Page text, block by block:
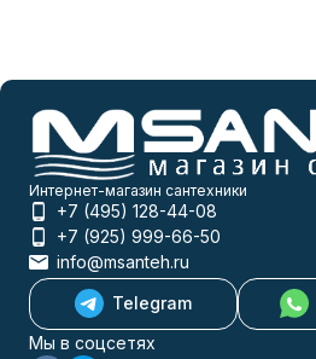
Интернет-магазин сантехники
+7 (495) 128-44-08
+7 (925) 999-66-50
info@msanteh.ru
Telegram
Мы в соцсетях